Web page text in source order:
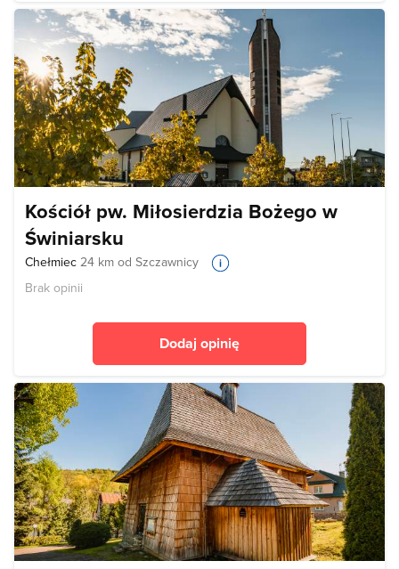
Kościół pw. Miłosierdzia Bożego w
Świniarsku
Chełmiec 24 km od Szczawnicy
Brak opinii
Dodaj opinię